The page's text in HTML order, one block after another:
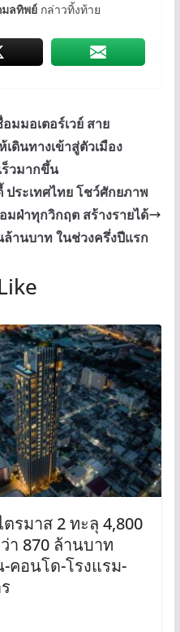
มลทิพย์กล่าวทิ้งท้าย
มมอเตอร์เวย์ สาย
ดินทางเข้าสู่ตัวเมือง
วมากขึ้น
ประเทศไทย โชว์ศักยภาพ
มฝ่าทุกวิกฤต สร้างรายได้
ล้านบาท ในช่วงครึ่งปีแรก
รมาส 2 ทะลุ 4,800
า 870 ล้านบาท
คอนโด-โรงแรม-